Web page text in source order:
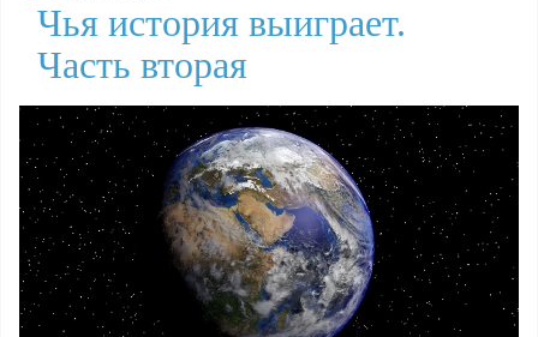
Чья история выиграет.
Часть вторая